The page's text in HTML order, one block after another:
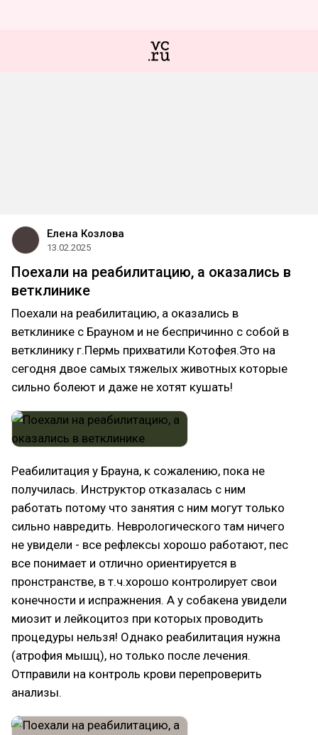
Елена Козлова
13.02.2025
Поехали на реабилитацию, а оказались в
ветклинике
Поехали на реабилитацию, а оказались в
ветклинике с Брауном и не беспричинно с собой в
ветклинику г.Пермь прихватили Котофея.Это на
сегодня двое самых тяжелых животных которые
сильно болеют и даже не хотят кушать!
Реабилитация у Брауна, к сожалению, пока не
получилась. Инструктор отказалась с ним
работать потому что занятия с ним могут только
сильно навредить. Неврологического там ничего
не увидели - все рефлексы хорошо работают, пес
все понимает и отлично ориентируется в
пронстранстве, в т.ч.хорошо контролирует свои
конечности и испражнения. А у собакена увидели
миозит и лейкоцитоз при которых проводить
процедуры нельзя! Однако реабилитация нужна
(атрофия мышц), но только после лечения.
Отправили на контроль крови перепроверить
анализы.